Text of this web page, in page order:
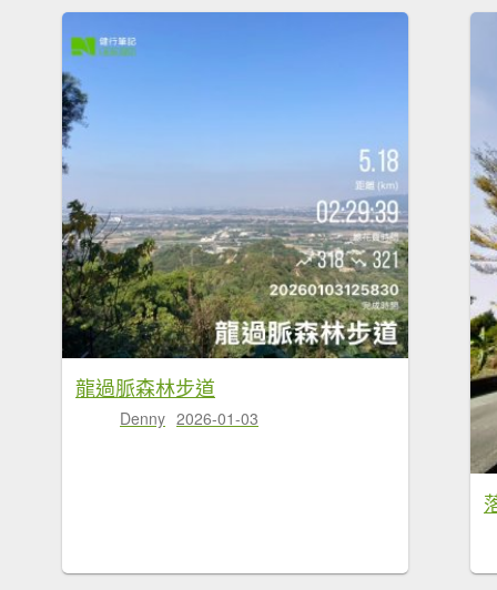
龍過脈森林步道
Denny 2026-01-03